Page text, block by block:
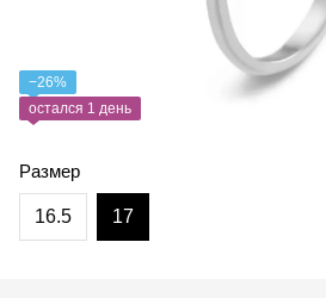
−26%
остался 1 день
Размер
16.5 17